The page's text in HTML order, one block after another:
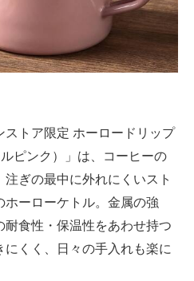
トア限定 ホーロードリップ
ピンク）」は、コーヒーの
ぎの最中に外れにくいスト
ホーローケトル。金属の強
耐食性・保温性をあわせ持つ
くく、日々の手入れも楽に